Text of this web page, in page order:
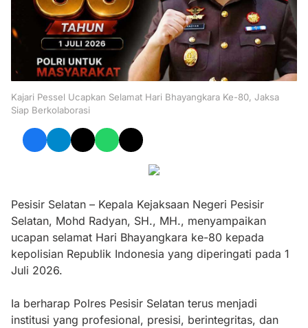
Kajari Pessel Ucapkan Selamat Hari Bhayangkara Ke-80, Jaksa
Siap Berkolaborasi
Pesisir Selatan – Kepala Kejaksaan Negeri Pesisir
Selatan, Mohd Radyan, SH., MH., menyampaikan
ucapan selamat Hari Bhayangkara ke-80 kepada
kepolisian Republik Indonesia yang diperingati pada 1
Juli 2026.
Ia berharap Polres Pesisir Selatan terus menjadi
institusi yang profesional, presisi, berintegritas, dan